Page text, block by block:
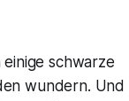
schwarze
wundern. Und